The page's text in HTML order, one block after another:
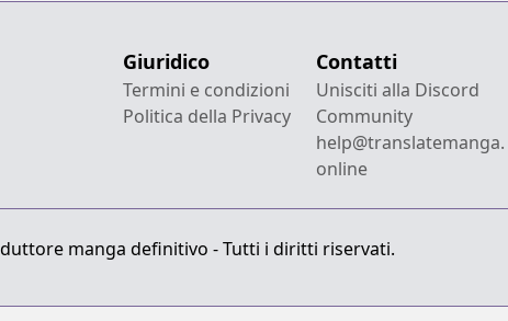
Giuridico
Termini e condizioni
Politica della Privacy
Contatti
Unisciti alla Discord
Community
help@translatemanga.
online
manga definitivo - Tutti i diritti riservati.